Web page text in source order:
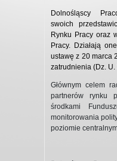
Dolnośląscy
swoich
Rynku Pracy oraz
Pracy. Działają
ustawę z 20 marca
zatrudnienia (Dz.
Głównym celem
partnerów rynku
środkami
monitorowania
poziomie